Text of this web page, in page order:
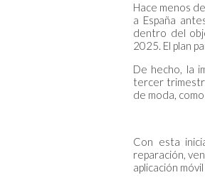
Hace menos
a España
dentro del
2025. El plan
De hecho, la
tercer
de moda,
Con esta
reparación,
aplicación